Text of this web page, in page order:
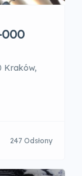
000
Kraków,
247 Odsłony